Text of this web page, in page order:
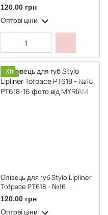
120.00 грн
Оптові ціни
Хіт
Олівець для губ Stylo Lipliner
Tofpace PT618 - №16
120.00 грн
Оптові ціни